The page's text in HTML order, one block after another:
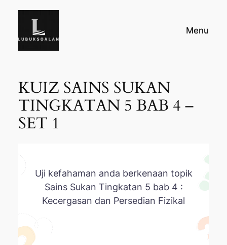
Menu
KUIZ SAINS SUKAN
TINGKATAN 5 BAB 4 –
SET 1
Uji kefahaman anda berkenaan topik
Sains Sukan Tingkatan 5 bab 4 :
Kecergasan dan Persedian Fizikal